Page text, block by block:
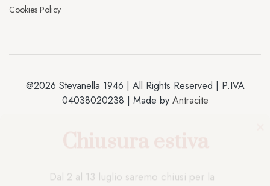
Cookies Policy
@2026 Stevanella 1946 | All Rights Reserved | P.IVA
04038020238 | Made by Antracite
pausa estiva. Gli ordini effettuati durante